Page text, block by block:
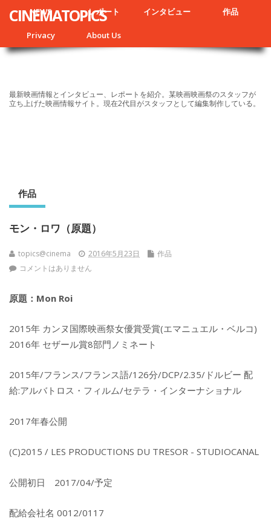
NEWS レポート インタビュー 作品
Privacy About Us
CINEMATOPICS
最新映画情報とインタビュー、レポートを紹介。某映画映画祭のスタッフが
立ち上げた映画情報サイト。現在2代目がスタッフとして編集制作している。
作品
モン・ロワ（原題）
topics@cinema 2016年5月23日
作品
コメントはありません
原題：Mon Roi
2015年 カンヌ国際映画祭女優賞受賞(エマニュエル・ベルコ)
2016年 セザール賞8部門ノミネート
2015年/フランス/フランス語/126分/DCP/2.35/ドルビー 配
給:アルバトロス・フィルム/セテラ・インターナショナル
2017年春公開
(C)2015 / LES PRODUCTIONS DU TRESOR - STUDIOCANAL
公開初日 2017/04/予定
配給会社名 0012/0117